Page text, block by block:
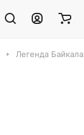
Легенда Байкала